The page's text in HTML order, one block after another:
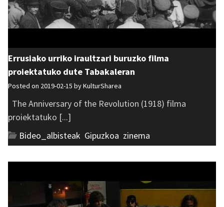
Errusiako urriko iraultzari buruzko filma
proiektatuko dute Tabakaleran
Posted on 2019-02-15 byKulturSharea
The Anniversary of the Revolution (1918) filma
proiektatuko [...]
Bideo_albisteak Gipuzkoa zinema